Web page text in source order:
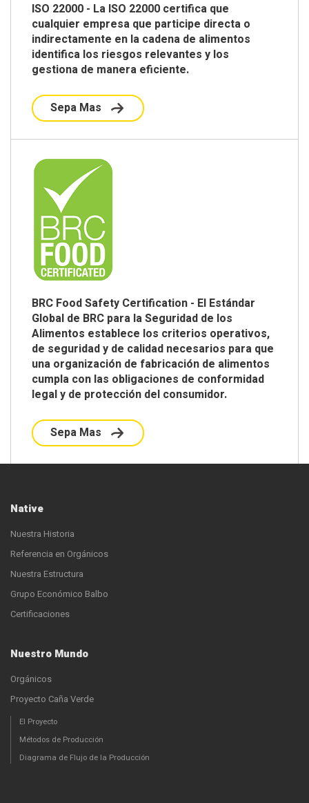
ISO 22000 - La ISO 22000 certifica que
cualquier empresa que participe directa o
indirectamente en la cadena de alimentos
identifica los riesgos relevantes y los
gestiona de manera eficiente.
Sepa Mas
BRC Food Safety Certification - El Estándar
Global de BRC para la Seguridad de los
Alimentos establece los criterios operativos,
de seguridad y de calidad necesarios para que
una organización de fabricación de alimentos
cumpla con las obligaciones de conformidad
legal y de protección del consumidor.
Sepa Mas
Native
Nuestra Historia
Referencia en Orgánicos
Nuestra Estructura
Grupo Económico Balbo
Certificaciones
Nuestro Mundo
Orgánicos
Proyecto Caña Verde
El Proyecto
Métodos de Producción
Diagrama de Flujo de la Producción